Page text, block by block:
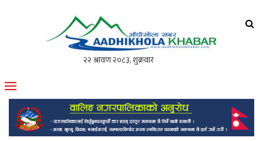
मोफसलकै लोकप्रिय अनलाइन पत्रिका